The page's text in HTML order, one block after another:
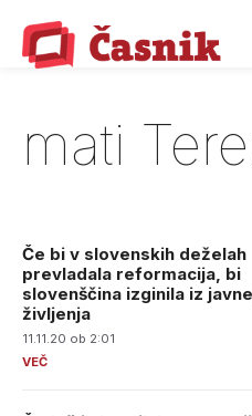
content
mati
Če bi v slovenskih deželah
prevladala reformacija, bi
slovenščina izginila iz
življenja
11.11.20 ob 2:01